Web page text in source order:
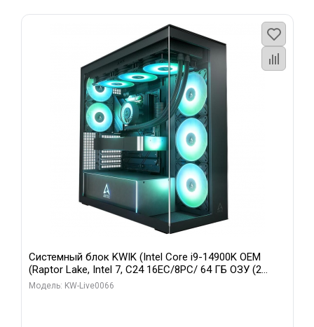
Системный блок KWIK (Intel Core i9-14900K OEM
(Raptor Lake, Intel 7, C24 16EC/8PC/ 64 ГБ ОЗУ (2
модуля)/ Gigabyte RTX5080 XTREME WATERFORCE
Модель: KW-Live0066